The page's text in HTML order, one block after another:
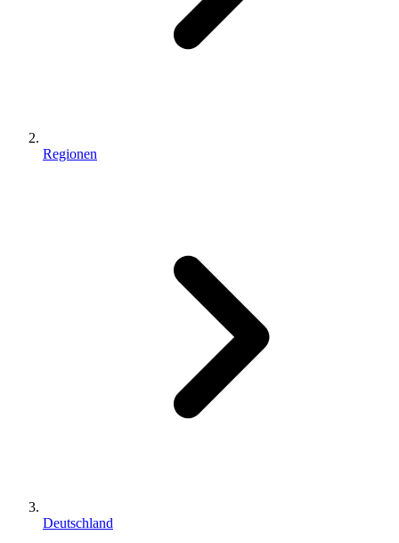
Regionen
Deutschland